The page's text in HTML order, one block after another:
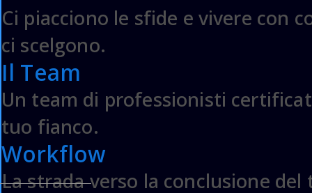
Ci piacciono le sfide e vivere con
ci scelgono.
Il Team
Un team di professionisti
tuo fianco.
Workflow
La strada verso la conclusione
Desidero registrare
s.r.l. | soluzioni web &
Desidero trasferire
web & mobile